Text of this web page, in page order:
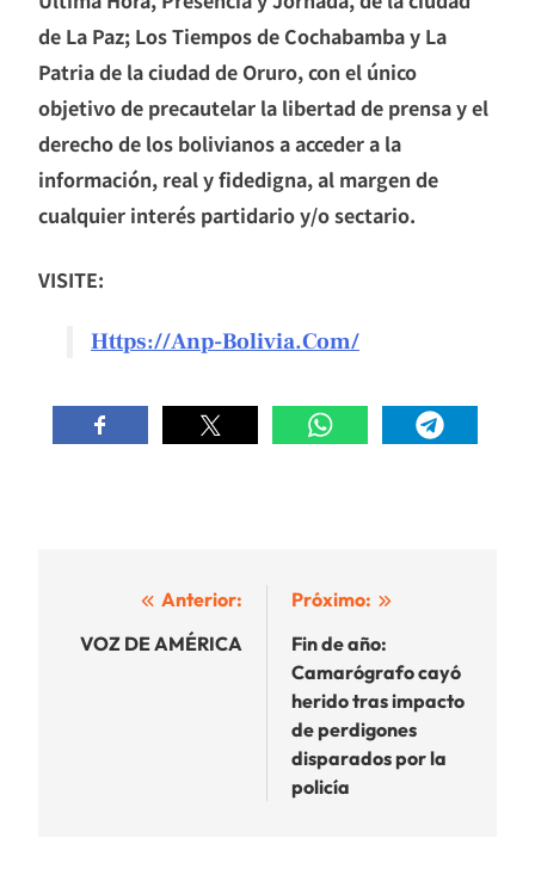
de La Paz; Los Tiempos de Cochabamba y La
Patria de la ciudad de Oruro, con el único
objetivo de precautelar la libertad de prensa y el
derecho de los bolivianos a acceder a la
información, real y fidedigna, al margen de
cualquier interés partidario y/o sectario.
VISITE:
Https://anp-Bolivia.com/
Navegación
de
Anterior:
VOZ DE AMÉRICA
Próximo:
Fin de año:
Camarógrafo cayó
herido tras impacto
de perdigones
disparados por la
policía